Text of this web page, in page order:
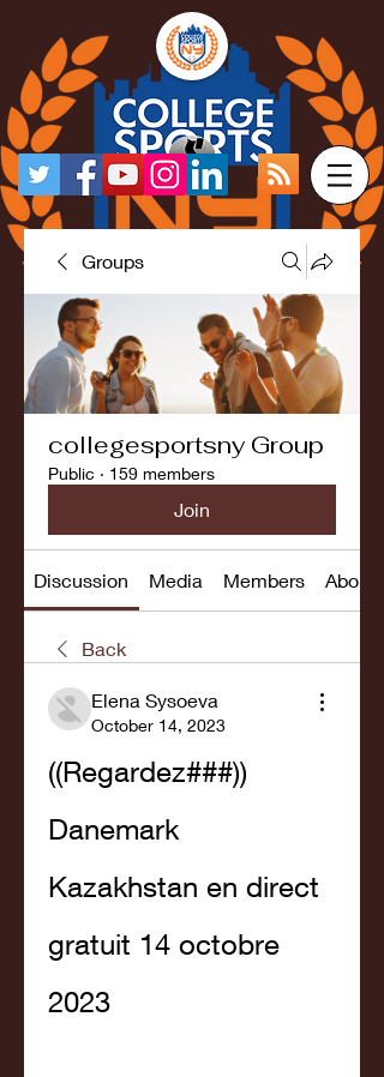
Groups
collegesportsny Group
Public · 159 members
Join
Discussion Media Members About
Back
Elena Sysoeva
October 14, 2023
((Regardez###))
Danemark
Kazakhstan en direct
gratuit 14 octobre
2023